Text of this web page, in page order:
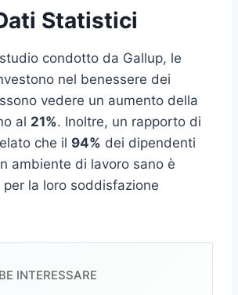
Statistici
condotto da Gallup, le
nel benessere dei
vedere un aumento della
al 21%. Inoltre, un rapporto di
che il 94% dei dipendenti
ambiente di lavoro sano è
la loro soddisfazione
INTERESSARE